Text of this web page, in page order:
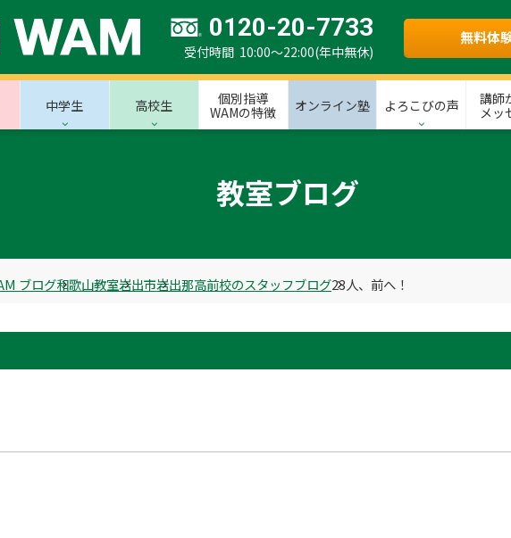
0120-20-7733
受付時間 10:00～22:00(年中無休)
無料体
中学生 高校生
個別指導
WAMの特徴
オンライン塾 よろこびの声
講師
メッ
教室ブログ
ブログ和歌山教室岩出市岩出那高前校のスタッフブログ23人、前へ！